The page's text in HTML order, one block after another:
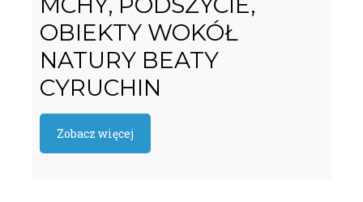
OBIEKTY WOKÓŁ
NATURY BEATY
CYRUCHIN
Zobacz więcej